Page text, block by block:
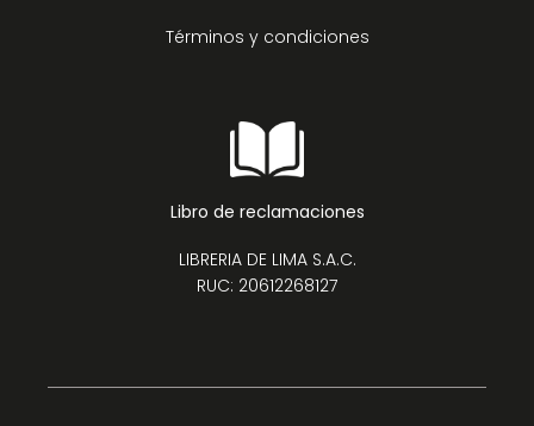
Términos y condiciones
Libro de reclamaciones
LIBRERIA DE LIMA S.A.C.
RUC: 20612268127